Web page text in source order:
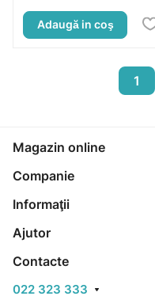
Adaugă in coş
1
Magazin online
Companie
Informaţii
Ajutor
Contacte
022 323 333